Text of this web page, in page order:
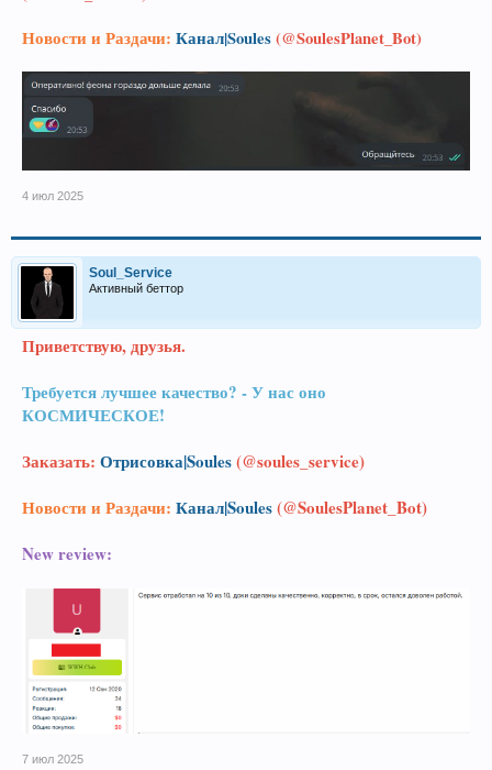
Новости и Раздачи: Канал|Soules(@SoulesPlanet_Bot)
4 июл 2025
Soul_Service
Активный беттор
Приветствую, друзья.
Требуется лучшее качество? - У нас оно
КОСМИЧЕСКОЕ!
Заказать: Отрисовка|Soules(@soules_service)
Новости и Раздачи: Канал|Soules(@SoulesPlanet_Bot)
New review:
7 июл 2025